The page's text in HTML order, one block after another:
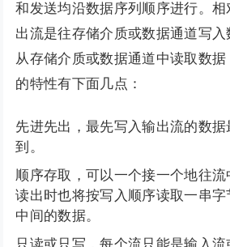
和发送均沿数据序列顺序进行。
出流是往存储介质或数据通道写
从存储介质或数据通道中读取数
的特性有下面几点：
先进先出，最先写入输出流的数
到。
顺序存取，可以一个接一个地往流
读出时也将按写入顺序读取一串
中间的数据。
只读或只写，每个流只能是输入流